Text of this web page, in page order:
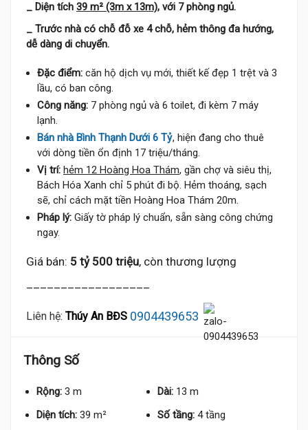
_ Diện tích 39 m² (3m x 13m), với 7 phòng ngủ.
_ Trước nhà có chỗ đỗ xe 4 chỗ, hẻm thông đa hướng,
dễ dàng di chuyển.
Đặc điểm: căn hộ dịch vụ mới, thiết kế đẹp 1 trệt và 3
lầu, có ban công.
Công năng: 7 phòng ngủ và 6 toilet, đi kèm 7 máy
lạnh.
Bán nhà Bình Thạnh Dưới 6 Tỷ, hiện đang cho thuê
với dòng tiền ổn định 17 triệu/tháng.
Vị trí: hẻm 12 Hoàng Hoa Thám, gần chợ và siêu thị,
Bách Hóa Xanh chỉ 5 phút đi bộ. Hẻm thoáng, sạch
sẽ, chỉ cách mặt tiền Hoàng Hoa Thám 20m.
Pháp lý: Giấy tờ pháp lý chuẩn, sẵn sàng công chứng
ngay.
Giá bán: 5 tỷ 500 triệu, còn thương lượng
Liên hệ: Thúy An BĐS 0904439653
Thông Số
Rộng: 3 m Dài: 13 m
Diện tích: 39 m² Số tầng: 4 tầng